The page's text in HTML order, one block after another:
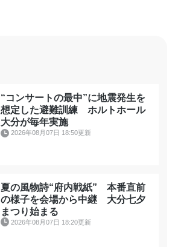
“コンサートの最中”に地震発生を
想定した避難訓練 ホルトホール
大分が毎年実施
2026年08月07日 18:50更新
夏の風物詩“府内戦紙” 本番直前
の様子を会場から中継 大分七夕
まつり始まる
2026年08月07日 18:20更新